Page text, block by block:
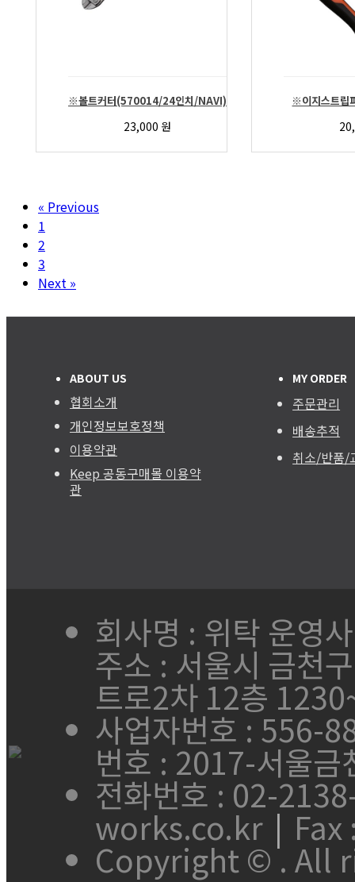
※볼트커터(570014/24인치/NAVI)
23,000 원
※이지스트
« Previous
1
2
3
Next »
ABOUT US
협회소개
개인정보보호정책
이용약관
Keep 공동구매몰 이용약
관
MY ORDER
주문관리
배송추적
취소/반품/
회사명 : 위탁 운영
주소 : 서울시 금천
트로2차 12층
사업자번호 : 556-
번호 : 2017-서울
전화번호 : 02-
works.co.kr |
Copyright ©. All